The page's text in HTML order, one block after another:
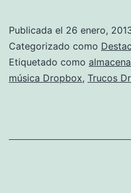
Publicada el 26 enero,
Categorizado como
Etiquetado como
música Dropbox, Trucos